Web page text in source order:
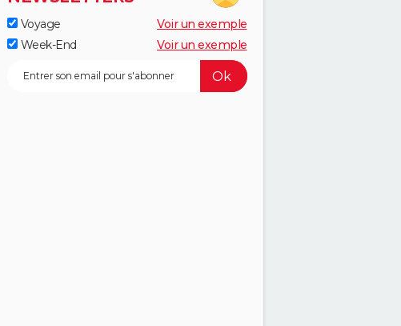
Voyage
Voir un exemple
Week-End
Voir un exemple